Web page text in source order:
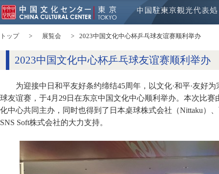
トップ 展覧会 2023中国文化中心杯乒乓球友谊赛顺利举办
2023中国文化中心杯乒乓球友谊赛顺利举办
为迎接中日和平友好条约缔结45周年，以文化·和平·友好
球友谊赛，于4月29日在东京中国文化中心顺利举办。本次比
化中心共同主办，同时也得到了日本桌球株式会社（Nittaku）
SNS Soft株式会社的大力支持。